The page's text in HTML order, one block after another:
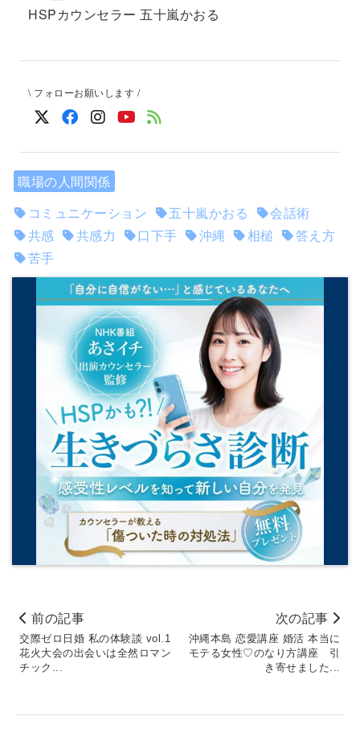
HSPカウンセラー 五十嵐かおる
\ フォローお願いします /
職場の人間関係
コミュニケーション
五十嵐かおる
会話術
共感
共感力 口下手 沖縄 相槌
答え方
苦手
前の記事
交際ゼロ日婚 私の体験談 vol.1
花火大会の出会いは全然ロマン
チック...
次の記事
沖縄本島 恋愛講座 婚活 本当に
モテる女性♡のなり方講座 引
き寄せました...